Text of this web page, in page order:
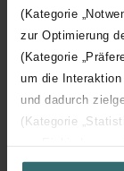
(Kategorie
zur Optimierung
(Kategorie
um die
und dadurch
(Kategorie
(Kategorie
1x
Der Ersatzfilter
der Außenluft.
Einfacher
Filters